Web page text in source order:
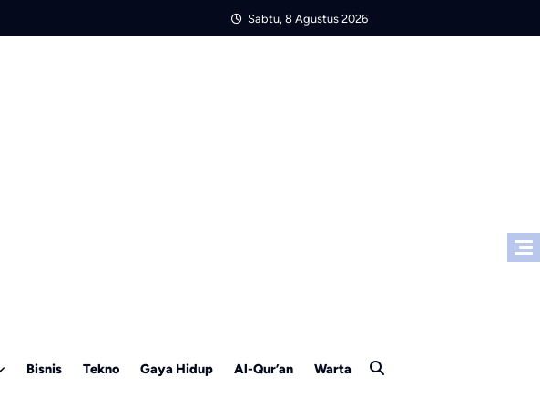
Sabtu, 8 Agustus 2026
Bisnis Tekno Gaya Hidup Al-Qur’an Warta